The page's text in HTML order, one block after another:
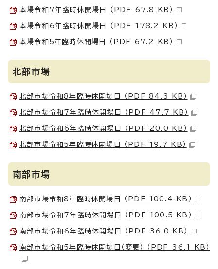
本場令和7年臨時休開場日 （PDF 67.8 KB）
本場令和6年臨時休開場日 （PDF 178.2 KB）
本場令和5年臨時休開場日 （PDF 67.2 KB）
北部市場
北部市場令和8年臨時休開場日 （PDF 84.3 KB）
北部市場令和7年臨時休開場日 （PDF 47.7 KB）
北部市場令和6年臨時休開場日 （PDF 20.0 KB）
北部市場令和5年臨時休開場日 （PDF 19.7 KB）
南部市場
南部市場令和8年臨時休開場日 （PDF 100.4 KB）
南部市場令和7年臨時休開場日 （PDF 100.5 KB）
南部市場令和6年臨時休開場日 （PDF 36.0 KB）
南部市場令和5年臨時休開場日（変更） （PDF 36.1 KB）